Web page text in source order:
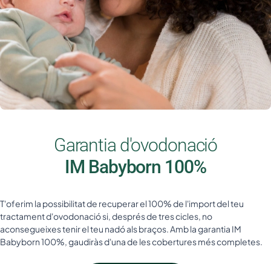
Garantia d'ovodonació
IM Babyborn 100%
T'oferim la possibilitat de recuperar el 100% de l'import del teu
tractament d'ovodonació si, després de tres cicles, no
aconsegueixes tenir el teu nadó als braços. Amb la garantia IM
Babyborn 100%, gaudiràs d'una de les cobertures més completes.